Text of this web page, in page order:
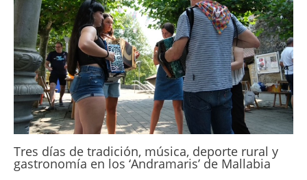
Tres días de tradición, música, deporte rural y
gastronomía en los ‘Andramaris’ de Mallabia